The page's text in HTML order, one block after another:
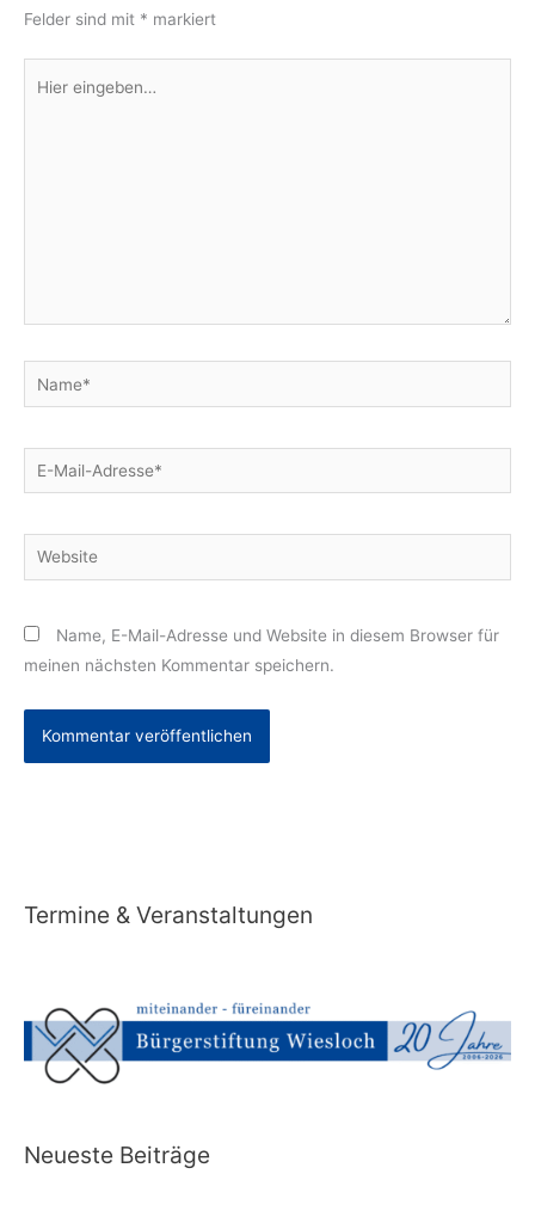
Felder sind mit * markiert
eingeben…
Name*
E-
Mail-
Website
Name, E-Mail-Adresse und Website in diesem Browser für
meinen nächsten Kommentar speichern.
Termine & Veranstaltungen
Neueste Beiträge